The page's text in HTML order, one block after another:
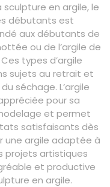
sculpture en argile, le
débutants est
aux débutants de
ou de l’argile de
types d’argile
sujets au retrait et
séchage. L’argile
pour sa
et permet
satisfaisants dès
une argile adaptée à
projets artistiques
et productive
en argile.